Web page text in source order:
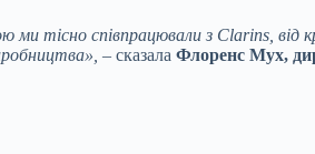
тісно співпрацювали з Clarins, від
– сказала Флоренс Мух,